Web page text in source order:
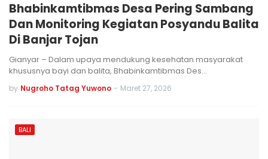
Bhabinkamtibmas Desa Pering Sambang
Dan Monitoring Kegiatan Posyandu Balita
Di Banjar Tojan
Gianyar – Dalam upaya mendukung kesehatan masyarakat
khususnya bayi dan balita, Bhabinkamtibmas Des…
by Nugroho Tatag Yuwono - Maret 27, 2026
BALI